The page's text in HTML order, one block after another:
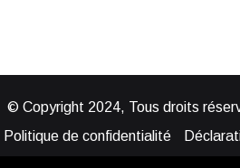
© Copyright 2024, Tous droits
Politique de confidentialité